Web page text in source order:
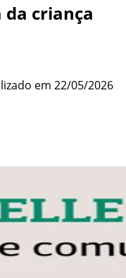
criança
em 22/05/2026